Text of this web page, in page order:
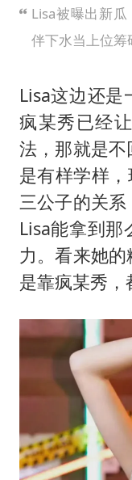
Lisa被曝出新
伴下水当上位筹
Lisa这边还是
疯某秀已经
法，那就是
是有样学样
三公子的关系
Lisa能拿到那
力。看来她
是靠疯某秀，